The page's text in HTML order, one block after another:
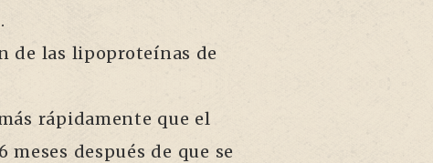
de las lipoproteínas de
rápidamente que el
después de que se